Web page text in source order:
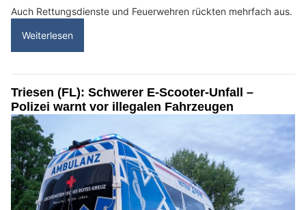
Auch Rettungsdienste und Feuerwehren rückten mehrfach aus.
Weiterlesen
Triesen (FL): Schwerer E-Scooter-Unfall –
Polizei warnt vor illegalen Fahrzeugen